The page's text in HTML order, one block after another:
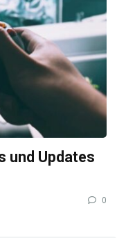
und Updates
0